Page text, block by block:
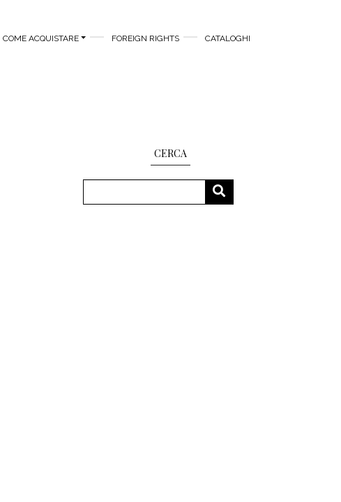
COME ACQUISTARE FOREIGN RIGHTS CATALOGHI
CERCA
CERCA